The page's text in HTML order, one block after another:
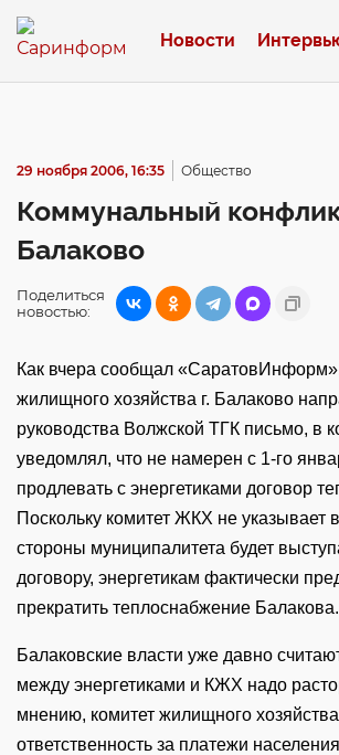
Новости
29 ноября 2006, 16:35 Общество
Коммунальный
Балаково
Поделиться
новостью:
Как вчера сообщал
жилищного хозяйства г. Балаково
руководства Волжской ТГК письмо, в
уведомлял, что не намерен с 1-го
продлевать с энергетиками договор
Поскольку комитет ЖКХ не указывает
стороны муниципалитета будет
договору, энергетикам фактически
прекратить теплоснабжение Балакова.
Балаковские власти уже давно
между энергетиками и КЖХ надо
мнению, комитет жилищного
ответственность за платежи